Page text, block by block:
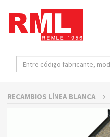
RECAMBIOS LÍNEA BLANCA